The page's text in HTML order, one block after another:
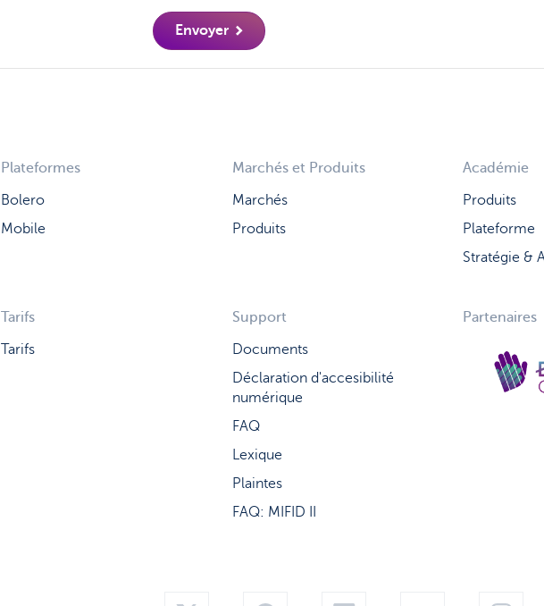
Envoyer
Plateformes
Bolero
Mobile
Marchés et Produits
Marchés
Produits
Académie
Produits
Plateforme
Stratégie &
Tarifs
Tarifs
Support
Documents
Déclaration d'accesibilité
numérique
FAQ
Lexique
Plaintes
FAQ: MIFID II
Partenaires